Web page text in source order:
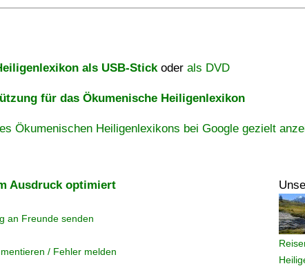
als USB-Stickoder als DVD
für das Ökumenische Heiligenlexikon
Ökumenischen Heiligenlexikons bei Google gezielt
Ausdruck optimiert
an Freunde senden
/ Fehler melden